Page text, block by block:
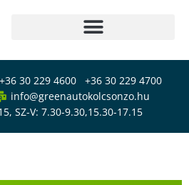
Főoldal
Bérlés
Furgon – kisteherautó
bérlés
+36 30 229 4600
+36 30 229 4700
info@greenautokolcsonzo.hu
SZ-V: 7.30-9.30,15.30-17.15